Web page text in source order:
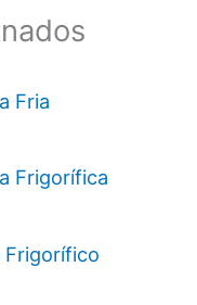
Fria
Frigorífica
Frigorífico